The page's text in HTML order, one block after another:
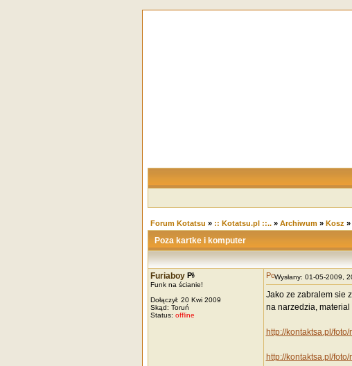
Forum Kotatsu » :: Kotatsu.pl ::..» Archiwum» Kosz »
Poza kartke i komputer
Furiaboy
Funk na ścianie!
Dołączył: 20 Kwi 2009
Skąd: Toruń
Status: offline
Wysłany: 01-05-2009,
Jako ze zabralem sie
na narzedzia, material
http://kontaktsa.pl/
http://kontaktsa.pl/